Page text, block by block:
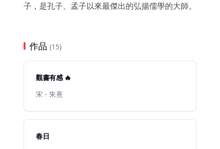
子，是孔子、孟子以來最傑出的弘揚儒學的大師。
作品 (15)
觀書有感 🔥
宋 - 朱熹
春日